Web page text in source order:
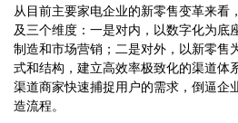
从目前主要家电企业的新零售变革来看
及三个维度：一是对内，以数字化为底
制造和市场营销；二是对外，以新零售
式和结构，建立高效率极致化的渠道体
渠道商家快速捕捉用户的需求，倒逼企
造流程。